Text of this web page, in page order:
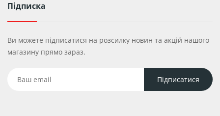
Підписка
Ви можете підписатися на розсилку новин та акцій нашого
магазину прямо зараз.